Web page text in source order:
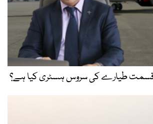
طیارے کی سروس ہسٹری کیا ہے؟